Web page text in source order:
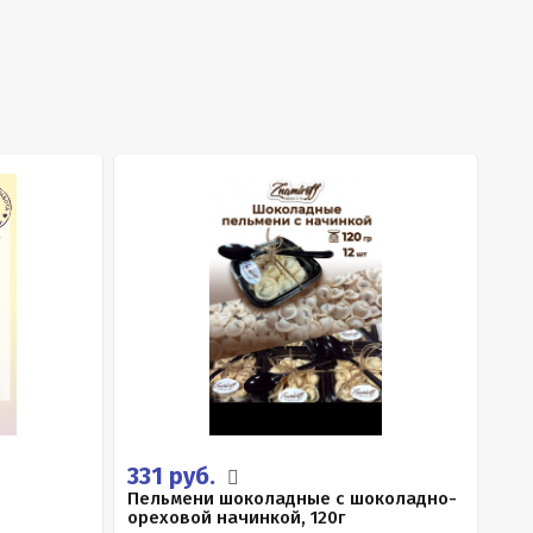
331 руб.
Пельмени шоколадные с шоколадно-
ореховой начинкой, 120г